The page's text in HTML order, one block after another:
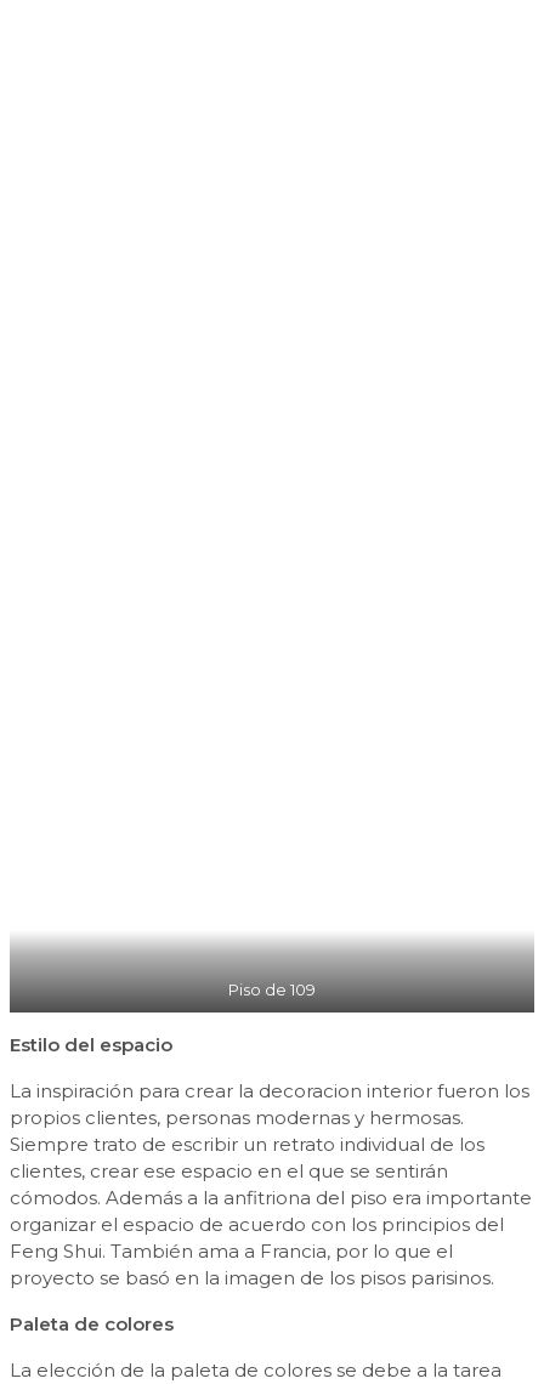
Piso de 109
Estilo del espacio
La inspiración para crear la decoracion interior fueron los
propios clientes, personas modernas y hermosas.
Siempre trato de escribir un retrato individual de los
clientes, crear ese espacio en el que se sentirán
cómodos. Además a la anfitriona del piso era importante
organizar el espacio de acuerdo con los principios del
Feng Shui. También ama a Francia, por lo que el
proyecto se basó en la imagen de los pisos parisinos.
Paleta de colores
La elección de la paleta de colores se debe a la tarea